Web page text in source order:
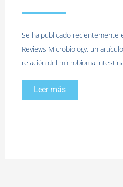
Se ha publicado recientemente
Reviews Microbiology, un
relación del microbioma
Leer más